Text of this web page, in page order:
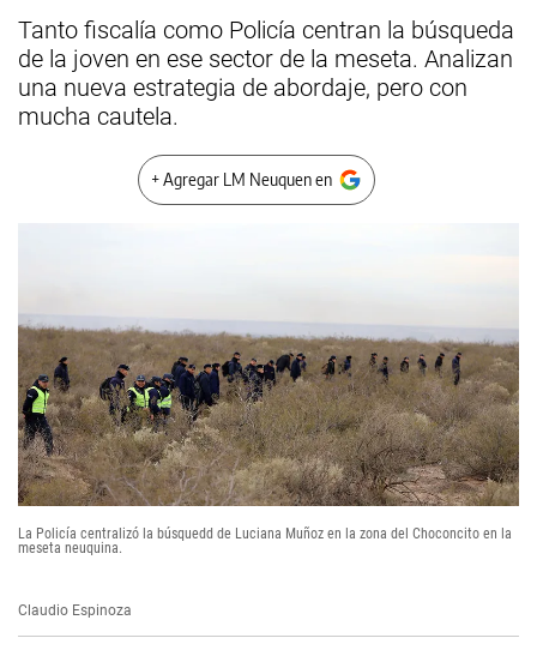
Tanto fiscalía como Policía centran la búsqueda
de la joven en ese sector de la meseta. Analizan
una nueva estrategia de abordaje, pero con
mucha cautela.
+ Agregar LM Neuquen en
La Policía centralizó la búsquedd de Luciana Muñoz en la zona del Choconcito en la
meseta neuquina.
Claudio Espinoza